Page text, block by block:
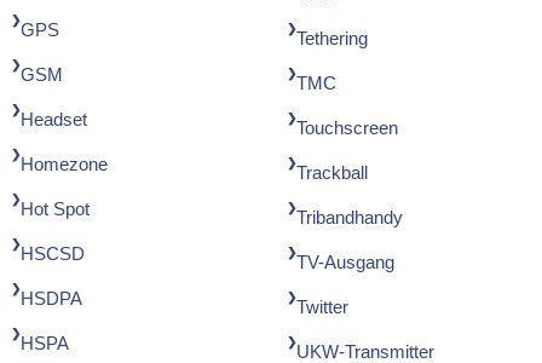
GPS
GSM
Headset
Homezone
Hot Spot
HSCSD
HSDPA
HSPA
Tethering
TMC
Touchscreen
Trackball
Tribandhandy
TV-Ausgang
Twitter
UKW-Transmitter